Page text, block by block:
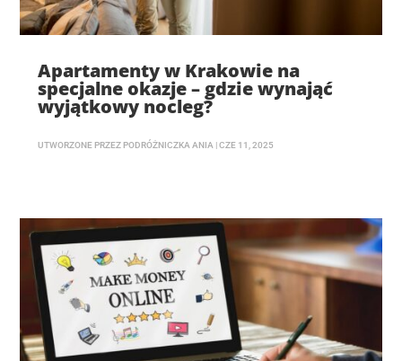
Apartamenty w Krakowie na
specjalne okazje – gdzie wynająć
wyjątkowy nocleg?
UTWORZONE PRZEZ PODRÓŻNICZKA ANIA |CZE 11, 2025